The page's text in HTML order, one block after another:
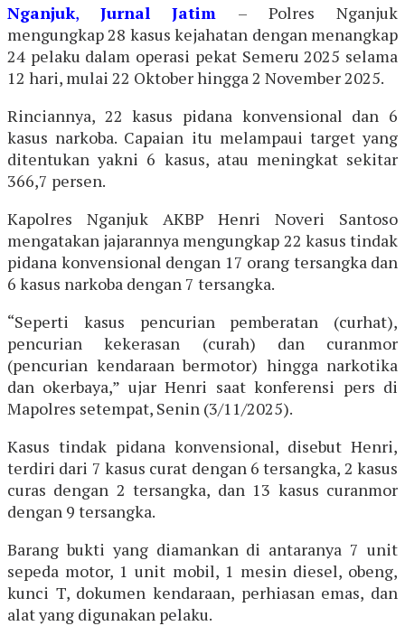
Nganjuk,Jurnal Jatim – Polres Nganjuk
mengungkap 28 kasus kejahatan dengan menangkap
24 pelaku dalam operasi pekat Semeru 2025 selama
12 hari, mulai 22 Oktober hingga 2 November 2025.
Rinciannya, 22 kasus pidana konvensional dan 6
kasus narkoba. Capaian itu melampaui target yang
ditentukan yakni 6 kasus, atau meningkat sekitar
366,7 persen.
Kapolres Nganjuk AKBP Henri Noveri Santoso
mengatakan jajarannya mengungkap 22 kasus tindak
pidana konvensional dengan 17 orang tersangka dan
6 kasus narkoba dengan 7 tersangka.
“Seperti kasus pencurian pemberatan (curhat),
pencurian kekerasan (curah) dan curanmor
(pencurian kendaraan bermotor) hingga narkotika
dan okerbaya,” ujar Henri saat konferensi pers di
Mapolres setempat, Senin (3/11/2025).
Kasus tindak pidana konvensional, disebut Henri,
terdiri dari 7 kasus curat dengan 6 tersangka, 2 kasus
curas dengan 2 tersangka, dan 13 kasus curanmor
dengan 9 tersangka.
Barang bukti yang diamankan di antaranya 7 unit
sepeda motor, 1 unit mobil, 1 mesin diesel, obeng,
kunci T, dokumen kendaraan, perhiasan emas, dan
alat yang digunakan pelaku.